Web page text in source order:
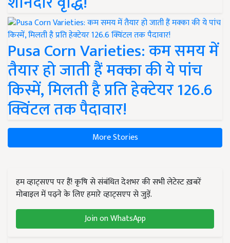
Pusa Corn Varieties: कम समय में
तैयार हो जाती हैं मक्का की ये पांच
किस्में, मिलती है प्रति हेक्टेयर 126.6
क्विंटल तक पैदावार!
More Stories
हम व्हाट्सएप पर हैं! कृषि से संबंधित देशभर की सभी लेटेस्ट ख़बरें
मोबाइल में पढ़ने के लिए हमारे व्हाट्सएप से जुड़ें.
Join on WhatsApp